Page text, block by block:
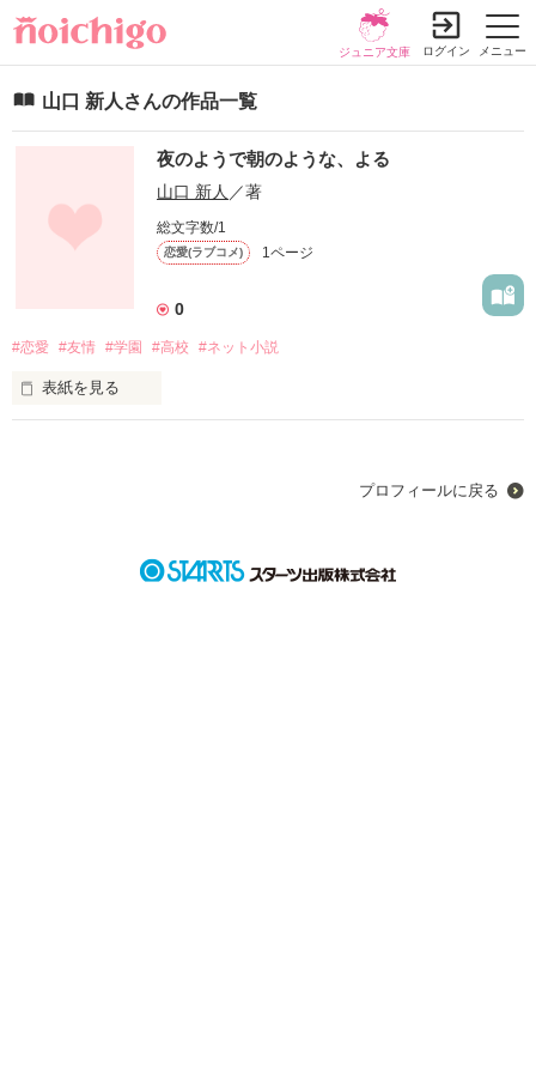
メニュー
ジュニア文庫 ログイン
山口 新人さんの作品一覧
夜のようで朝のような、よる
山口 新人 ／著
総文字数/1
恋愛(ラブコメ) 1ページ
0
#恋愛 #友情 #学園 #高校 #ネット小説
表紙を見る
プロフィールに戻る